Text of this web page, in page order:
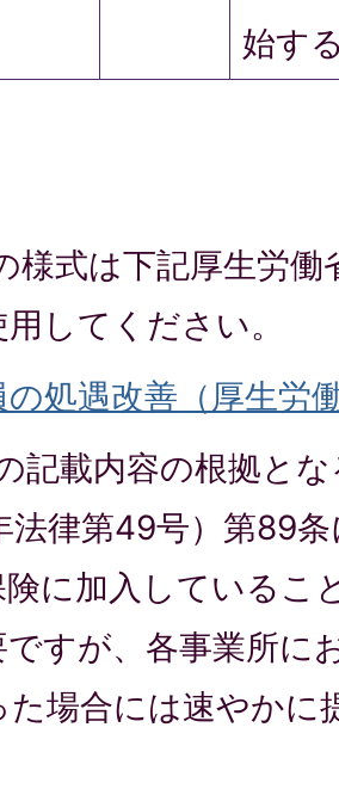
始す
様式は下記厚生労
してください。
の処遇改善（厚生労
記載内容の根拠と
法律第49号）第89
に加入しているこ
すが、各事業所に
場合には速やかに